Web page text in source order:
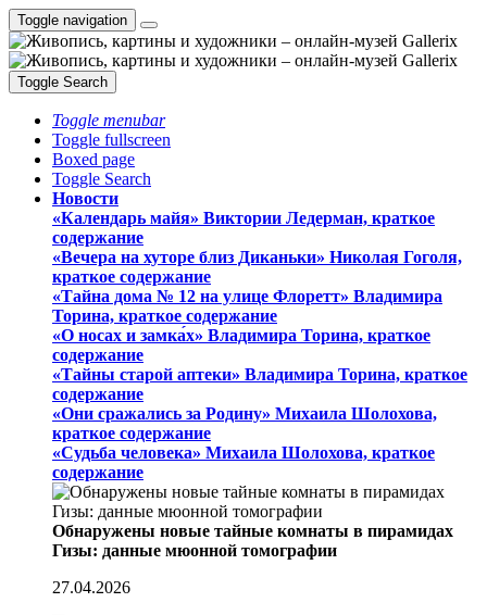
Toggle navigation
Toggle Search
Toggle menubar
Toggle fullscreen
Boxed page
Toggle Search
Новости
«Календарь майя» Виктории Ледерман, краткое
содержание
«Вечера на хуторе близ Диканьки» Николая Гоголя,
краткое содержание
«Тайна дома № 12 на улице Флоретт» Владимира
Торина, краткое содержание
«О носах и замка́х» Владимира Торина, краткое
содержание
«Тайны старой аптеки» Владимира Торина, краткое
содержание
«Они сражались за Родину» Михаила Шолохова,
краткое содержание
«Судьба человека» Михаила Шолохова, краткое
содержание
Обнаружены новые тайные комнаты в пирамидах
Гизы: данные мюонной томографии
27.04.2026